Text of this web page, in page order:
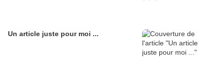
Un article juste pour moi ...